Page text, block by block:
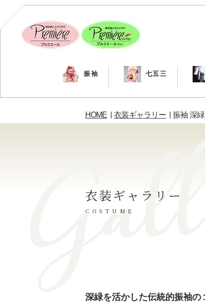
振袖 七五三
HOME 衣装ギャラリー 振袖 深
衣装ギャラリー
COSTUME
深緑を活かした伝統的振袖の